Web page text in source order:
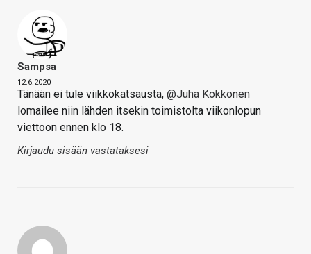
Sampsa
12.6.2020
Tänään ei tule viikkokatsausta, @Juha Kokkonen
lomailee niin lähden itsekin toimistolta viikonlopun
viettoon ennen klo 18.
Kirjaudu sisään vastataksesi